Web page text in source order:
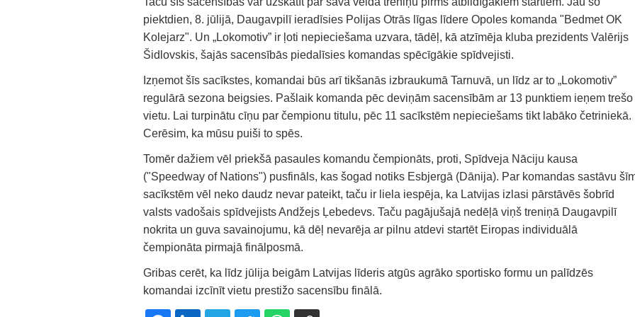
piektdien, 8. jūlijā, Daugavpilī ieradīsies Polijas Otrās līgas līdere Opoles komanda "Bedmet OK
Kolejarz". Un „Lokomotiv” ir ļoti nepieciešama uzvara, tādēļ, kā atzīmēja kluba prezidents Valērijs
Šidlovskis, šajās sacensībās piedalīsies komandas spēcīgākie spīdvejisti.
Izņemot šīs sacīkstes, komandai būs arī tikšanās izbraukumā Tarnuvā, un līdz ar to „Lokomotiv”
regulārā sezona beigsies. Pašlaik komanda pēc deviņām sacensībām ar 13 punktiem ieņem trešo
vietu. Lai turpinātu cīņu par čempionu titulu, pēc 11 sacīkstēm nepieciešams tikt labāko četriniekā.
Cerēsim, ka mūsu puiši to spēs.
Tomēr dažiem vēl priekšā pasaules komandu čempionāts, proti, Spīdveja Nāciju kausa
("Speedway of Nations") pusfināls, kas šogad notiks Esbjergā (Dānija). Par komandas sastāvu
sacīkstēm vēl neko daudz nevar pateikt, taču ir liela iespēja, ka Latvijas izlasi pārstāvēs šobrīd
valsts vadošais spīdvejists Andžejs Ļebedevs. Taču pagājušajā nedēļā viņš treniņā Daugavpilī
nokrita un guva savainojumu, kā dēļ nevarēja ar pilnu atdevi startēt Eiropas individuālā
čempionāta pirmajā finālposmā.
Gribas cerēt, ka līdz jūlija beigām Latvijas līderis atgūs agrāko sportisko formu un palīdzēs
komandai izcīnīt vietu prestižo sacensību finālā.